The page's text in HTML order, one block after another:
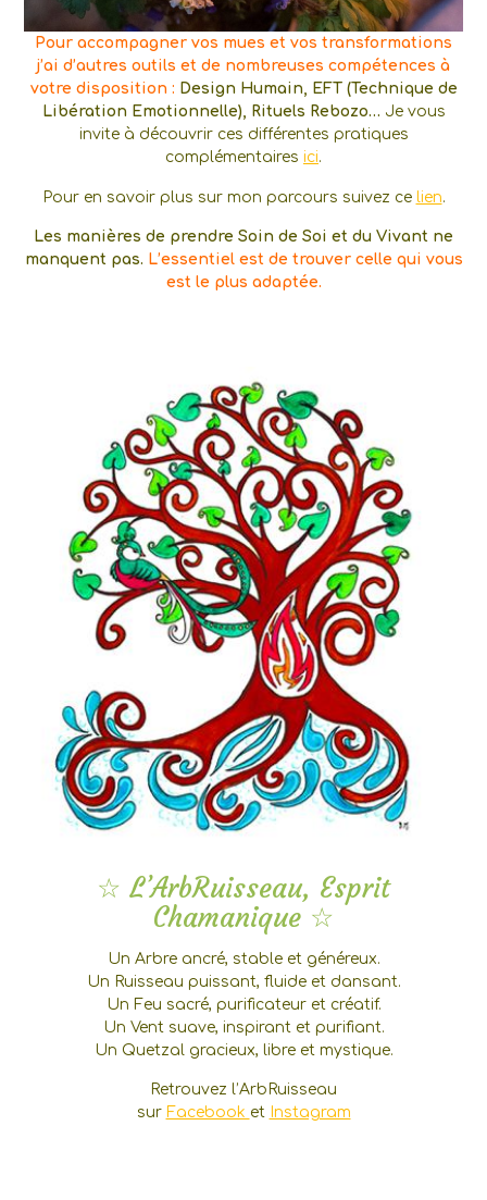
Pour accompagner vos mues et vos transformations
j’ai d’autres outils et de nombreuses compétences à
votre disposition : Design Humain, EFT (Technique de
Libération Emotionnelle), Rituels Rebozo… Je vous
invite à découvrir ces différentes pratiques
complémentaires ici.
Pour en savoir plus sur mon parcours suivez ce lien.
Les manières de prendre Soin de Soi et du Vivant ne
manquent pas. L’essentiel est de trouver celle qui vous
est le plus adaptée.
☆ L’ArbRuisseau, Esprit
Chamanique ☆
Un Arbre ancré, stable et généreux.
Un Ruisseau puissant, fluide et dansant.
Un Feu sacré, purificateur et créatif.
Un Vent suave, inspirant et purifiant.
Un Quetzal gracieux, libre et mystique.
Retrouvez l’ArbRuisseau
sur Facebook et Instagram